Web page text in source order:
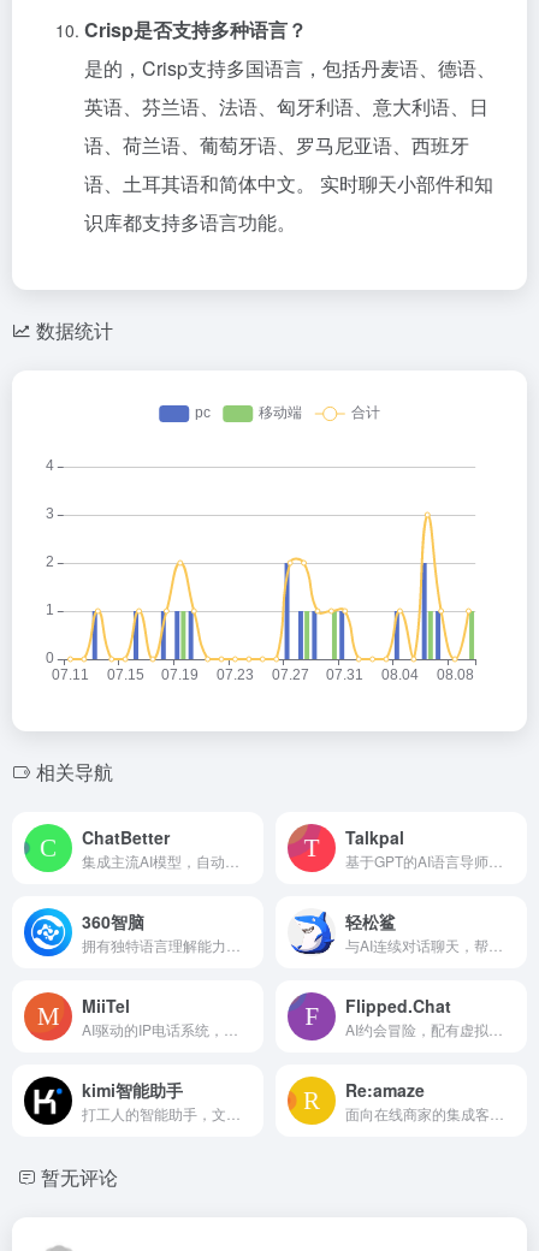
Crisp是否支持多种语言？
是的，Crisp支持多国语言，包括丹麦语、德语、
英语、芬兰语、法语、匈牙利语、意大利语、日
语、荷兰语、葡萄牙语、罗马尼亚语、西班牙
语、土耳其语和简体中文。 实时聊天小部件和知
识库都支持多语言功能。
数据统计
相关导航
ChatBetter Talkpal
360智脑 轻松鲨
MiiTel Flipped.Chat
kimi智能助手 Re:amaze
暂无评论